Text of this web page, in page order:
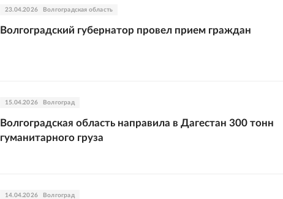
23.04.2026 Волгоградская область
Волгоградский губернатор провел прием граждан
15.04.2026 Волгоград
Волгоградская область направила в Дагестан 300 тонн
гуманитарного груза
14.04.2026 Волгоград